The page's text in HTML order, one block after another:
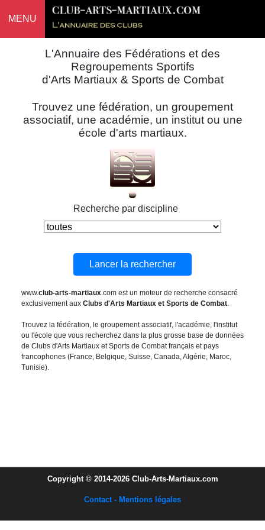
MENU
L'Annuaire des Fédérations et des
Regroupements Sportifs
d'Arts Martiaux & Sports de Combat
Trouvez une fédération, un groupement
associatif, une académie, un institut ou une
école d'arts martiaux.
Recherche par discipline
www.club-arts-martiaux.com est un moteur de recherche consacré
exclusivement aux Clubs d'Arts Martiaux et Sports de Combat.
Trouvez la fédération, le groupement associatif, l'académie, l'institut
ou l'école que vous recherchez dans la plus grosse base de données
de Clubs d'Arts Martiaux et Sports de Combat français et pays
francophones (France, Belgique, Suisse, Canada, Algérie, Maroc,
Tunisie).
Copyright © 2014-2026 Club-Arts-Martiaux.com
Contact - Mentions légales